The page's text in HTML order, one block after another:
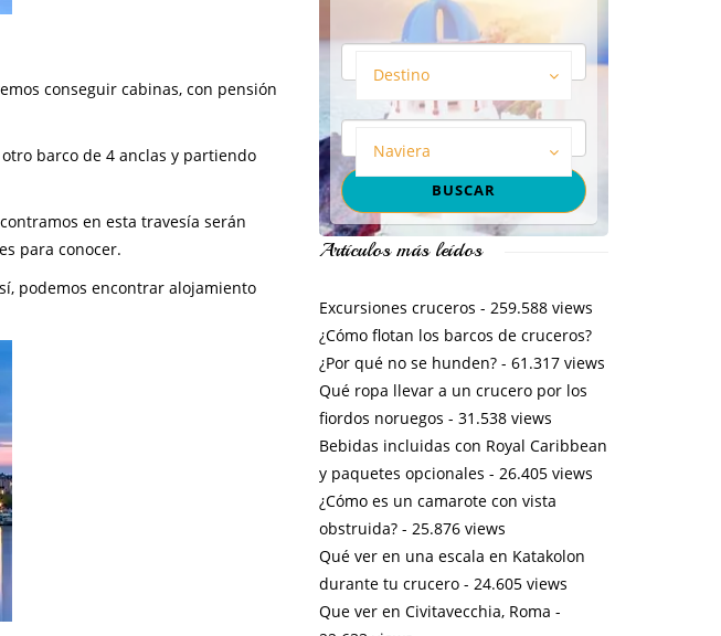
conseguir cabinas, con pensión
barco de 4 anclas y partiendo
en esta travesía serán
para conocer.
podemos encontrar alojamiento
Destino
Naviera
Artículos más leídos
Excursiones cruceros - 259.588 views
¿Cómo flotan los barcos de cruceros?
¿Por qué no se hunden?- 61.317 views
Qué ropa llevar a un crucero por los
fiordos noruegos - 31.538 views
Bebidas incluidas con Royal Caribbean
y paquetes opcionales - 26.405 views
¿Cómo es un camarote con vista
obstruida?- 25.876 views
Qué ver en una escala en Katakolon
durante tu crucero- 24.605 views
Que ver en Civitavecchia, Roma -